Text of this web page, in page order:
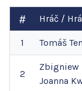
Hráč /
1 Tomáš
2
Zbigniew
Joanna